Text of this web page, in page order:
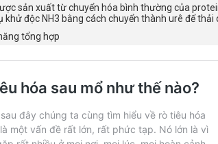
sản xuất từ chuyển hóa bình thường của
khử độc NH3 bằng cách chuyển thành urê để thải
tổng hợp